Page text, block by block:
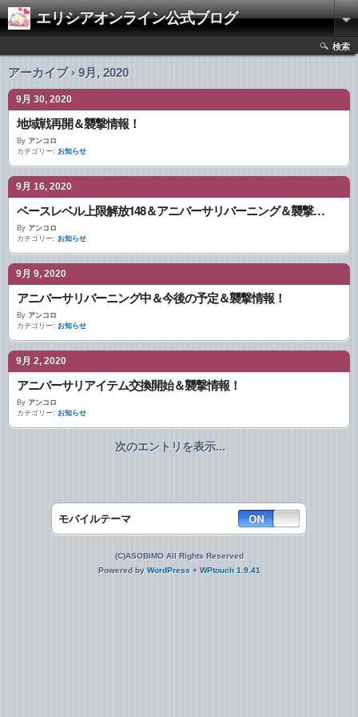
エリシアオンライン公式ブログ
検索
アーカイブ › 9月, 2020
9月 30, 2020
地域戦再開＆襲撃情報！
By アンコロ
カテゴリー: お知らせ
9月 16, 2020
ベースレベル上限解放148＆アニバーサリバーニング＆襲撃情報！
By アンコロ
カテゴリー: お知らせ
9月 9, 2020
アニバーサリバーニング中＆今後の予定＆襲撃情報！
By アンコロ
カテゴリー: お知らせ
9月 2, 2020
アニバーサリアイテム交換開始＆襲撃情報！
By アンコロ
カテゴリー: お知らせ
次のエントリを表示...
モバイルテーマ
(C)ASOBIMO All Rights Reserved
Powered by WordPress + WPtouch 1.9.41